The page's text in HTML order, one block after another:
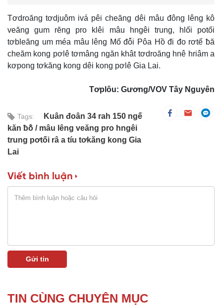
Tơdroăng tơdjuôm ivá pêi cheăng dêi mâu đông lêng kô
veăng gum rĕng pro klêi mâu hngêi trung, hlối potối
tơbleăng um méa mâu lêng Mố đô̆i Pôa Hồ đi đo rơtế ƀă
cheăm kong pơlê tơmâng ngăn khât tơdroăng hnê hriâm a
kơpong tơkăng kong dêi kong pơlê Gia Lai.
Tơplôu: Gương/VOV Tây Nguyên
Tags:
Kuân đoân 34 rah 150 ngế
kăn ƀô̆
mâu lêng veăng pro hngêi
trung pơtối râ a tíu tơkăng kong Gia
Lai
Viết bình luận
TIN CÙNG CHUYÊN MỤC